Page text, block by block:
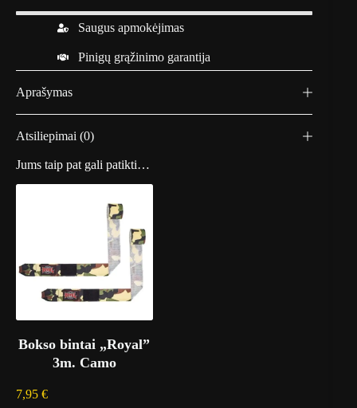
Saugus apmokėjimas
Pinigų grąžinimo garantija
Aprašymas
Atsiliepimai (0)
Jums taip pat gali patikti…
Bokso bintai „Royal”
3m. Camo
7,95 €